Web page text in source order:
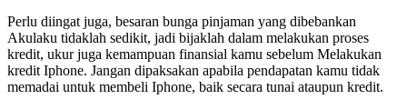
Perlu diingat juga, besaran bunga pinjaman yang dibebankan
Akulaku tidaklah sedikit, jadi bijaklah dalam melakukan proses
kredit, ukur juga kemampuan finansial kamu sebelum Melakukan
kredit Iphone. Jangan dipaksakan apabila pendapatan kamu tidak
memadai untuk membeli Iphone, baik secara tunai ataupun kredit.